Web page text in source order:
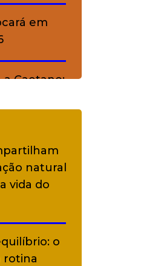
em
Caetano:
R$ 17
retoma
show
natural
vida do
o
rotina